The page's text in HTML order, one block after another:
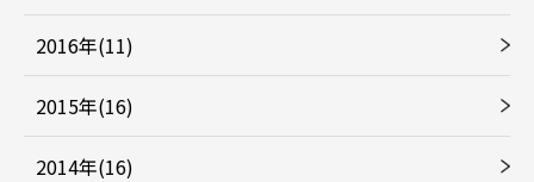
2016年(11)
2015年(16)
2014年(16)